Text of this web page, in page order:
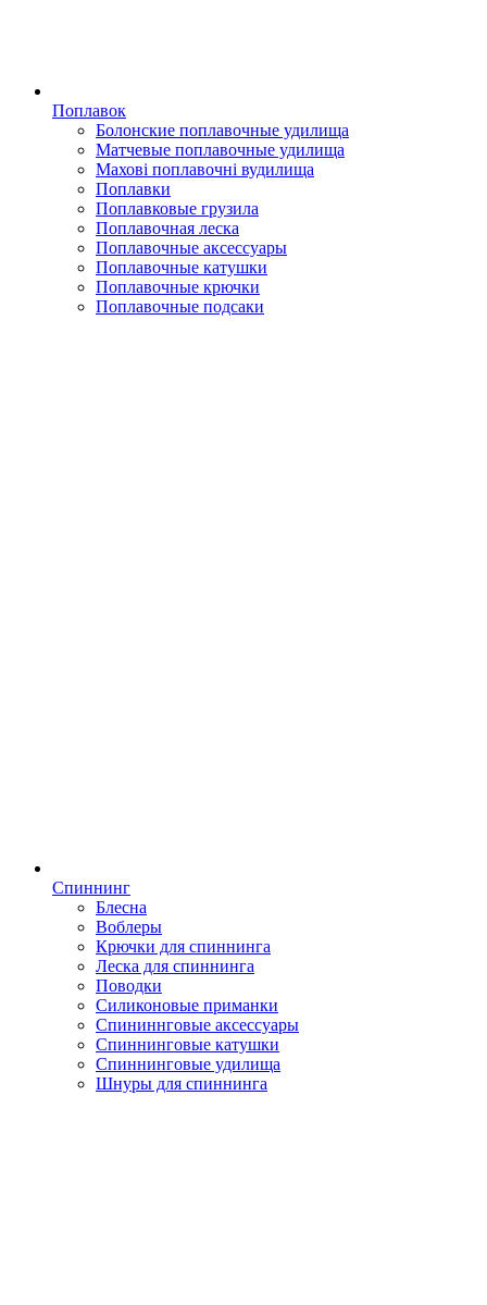
Поплавок
Болонские поплавочные удилища
Матчевые поплавочные удилища
Махові поплавочні вудилища
Поплавки
Поплавковые грузила
Поплавочная леска
Поплавочные аксессуары
Поплавочные катушки
Поплавочные крючки
Поплавочные подсаки
Спиннинг
Блесна
Воблеры
Крючки для спиннинга
Леска для спиннинга
Поводки
Силиконовые приманки
Спининнговые аксессуары
Спиннинговые катушки
Спиннинговые удилища
Шнуры для спиннинга